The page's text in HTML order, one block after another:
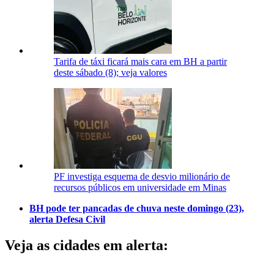
Tarifa de táxi ficará mais cara em BH a partir
deste sábado (8); veja valores
PF investiga esquema de desvio milionário de
recursos públicos em universidade em Minas
BH pode ter pancadas de chuva neste domingo (23),
alerta Defesa Civil
Veja as cidades em alerta: